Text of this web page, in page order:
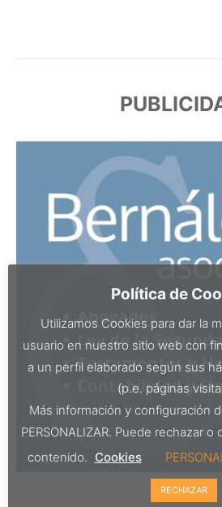
Política de
Utilizamos Cookies para dar la
usuario en nuestro sitio web con
a un perfil elaborado según sus
(p.e. páginas
Más información y configuración
PERSONALIZAR. Puede rechazar
contenido. Cookies
RECHAZAR